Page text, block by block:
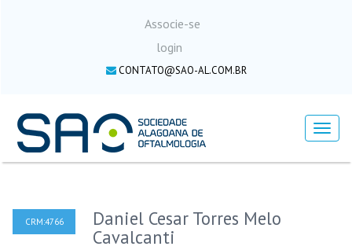
Associe-se
login
CONTATO@SAO-AL.COM.BR
Menu
CRM:4766
Daniel Cesar Torres Melo
Cavalcanti